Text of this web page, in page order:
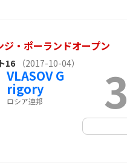
・ポーランドオープン
16 （2017-10-04）
VLASOV G
rigory
ロシア連邦 3